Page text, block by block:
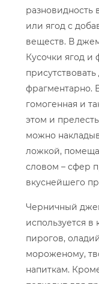
разновидность
или ягод с
веществ. В
Кусочки ягод и
фрагментарно.
гомогенная и
этом и
можно
ложкой,
словом – сфер
вкуснейшего
Черничный
используется в
пирогов,
мороженому,
напиткам.